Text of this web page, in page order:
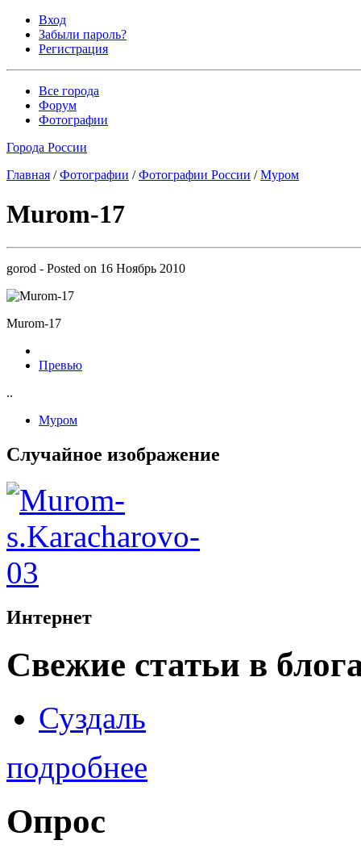
Вход
Забыли пароль?
Регистрация
Все города
Форум
Фотографии
Города России
Главная /Фотографии /Фотографии России /Муром
Murom-17
gorod - Posted on 16 Ноябрь 2010
Murom-17
Превью
..
Муром
Случайное изображение
Интернет
Свежие статьи в
Суздаль
подробнее
Опрос